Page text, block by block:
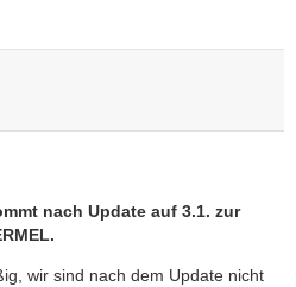
nach Update auf 3.1. zur
wir sind nach dem Update nicht